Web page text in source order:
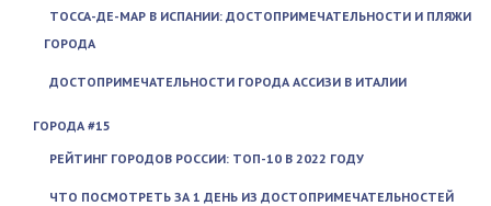
ТОССА-ДЕ-МАР В ИСПАНИИ: ДОСТОПРИМЕЧАТЕЛЬНОСТИ И ПЛЯЖИ
ГОРОДА
ДОСТОПРИМЕЧАТЕЛЬНОСТИ ГОРОДА АССИЗИ В ИТАЛИИ
ГОРОДА #15
РЕЙТИНГ ГОРОДОВ РОССИИ: ТОП-10 В 2022 ГОДУ
ЧТО ПОСМОТРЕТЬ ЗА 1 ДЕНЬ ИЗ ДОСТОПРИМЕЧАТЕЛЬНОСТЕЙ